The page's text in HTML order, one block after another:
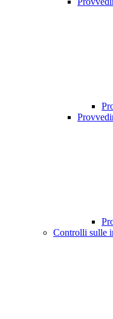
Controlli sulle